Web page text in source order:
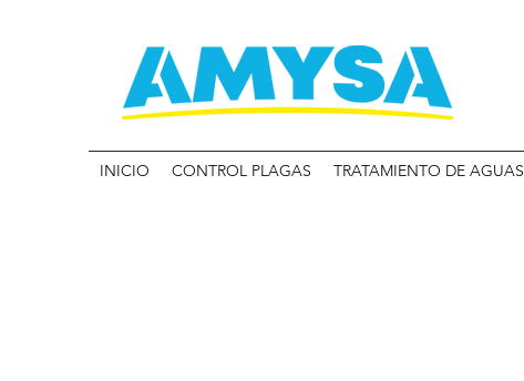
INICIO CONTROL PLAGAS TRATAMIENTO DE AGUAS